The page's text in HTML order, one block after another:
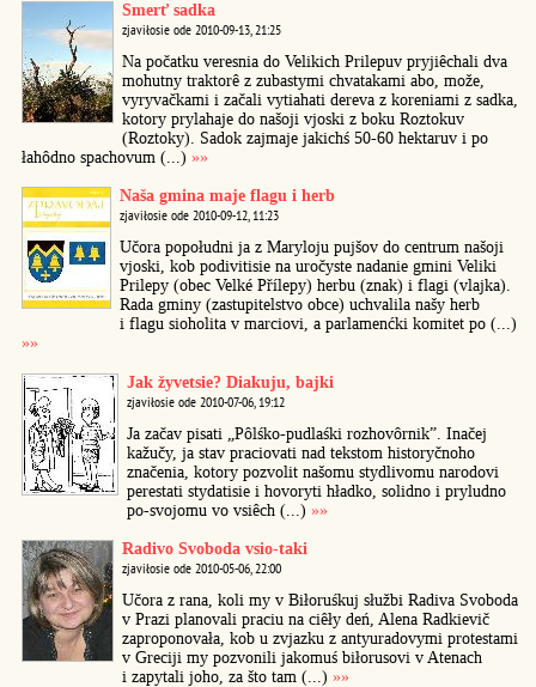
Smerť sadka
zjaviłosie ode 2010-09-13, 21:25
Na počatku veresnia do Velikich Prilepuv pryjiêchali dva
mohutny traktorê z zubastymi chvatakami abo, može,
vyryvačkami i začali vytiahati dereva z koreniami z sadka,
kotory prylahaje do našoji vjoski z boku Roztokuv
(Roztoky). Sadok zajmaje jakichś 50-60 hektaruv i po
łahôdno spachovum (...) »»
Naša gmina maje flagu i herb
zjaviłosie ode 2010-09-12, 11:23
Učora popołudni ja z Maryloju pujšov do centrum našoji
vjoski, kob podivitisie na uročyste nadanie gmini Veliki
Prilepy (obec Velké Přílepy) herbu (znak) i flagi (vlajka).
Rada gminy (zastupitelstvo obce) uchvalila našy herb
i flagu sioholita v marciovi, a parlamenćki komitet po (...)
»»
Jak žyvetsie? Diakuju, bajki
zjaviłosie ode 2010-07-06, 19:12
Ja začav pisati „Pôlśko-pudlaśki rozhovôrnik”. Inačej
kažučy, ja stav praciovati nad tekstom historyčnoho
značenia, kotory pozvolit našomu stydlivomu narodovi
perestati stydatisie i hovoryti hładko, solidno i pryludno
po-svojomu vo vsiêch (...) »»
Radivo Svoboda vsio-taki
zjaviłosie ode 2010-05-06, 22:00
Učora z rana, koli my v Biłoruśkuj słužbi Radiva Svoboda
v Prazi planovali praciu na ciêły deń, Alena Radkievič
zaproponovała, kob u zvjazku z antyuradovymi protestami
v Greciji my pozvonili jakomuś biłorusovi v Atenach
i zapytali joho, za što tam (...) »»